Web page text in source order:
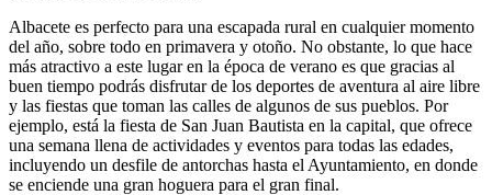
Albacete es perfecto para una escapada rural en cualquier momento
del año, sobre todo en primavera y otoño. No obstante, lo que hace
más atractivo a este lugar en la época de verano es que gracias al
buen tiempo podrás disfrutar de los deportes de aventura al aire libre
y las fiestas que toman las calles de algunos de sus pueblos. Por
ejemplo, está la fiesta de San Juan Bautista en la capital, que ofrece
una semana llena de actividades y eventos para todas las edades,
incluyendo un desfile de antorchas hasta el Ayuntamiento, en donde
se enciende una gran hoguera para el gran final.